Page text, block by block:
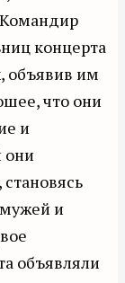
концерта
им
что они
и
они
и
объявляли